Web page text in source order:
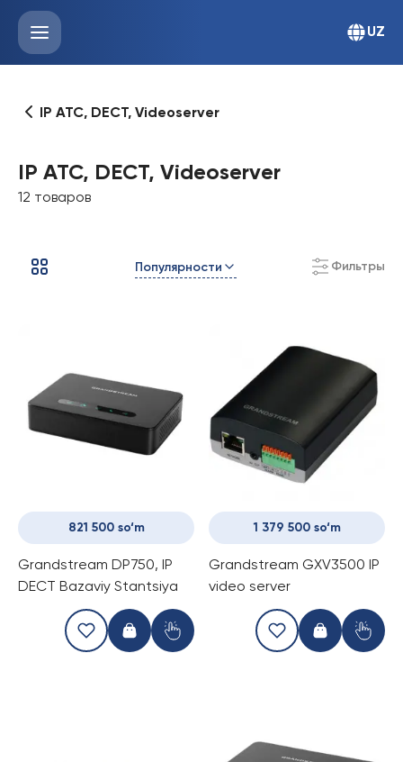
UZ
IP ATC, DECT, Videoserver
IP ATC, DECT, Videoserver
12 товаров
Популярности Фильтры
821 500 so‘m
Grandstream DP750, IP
DECT Bazaviy Stantsiya
1 379 500 so‘m
Grandstream GXV3500 IP
video server